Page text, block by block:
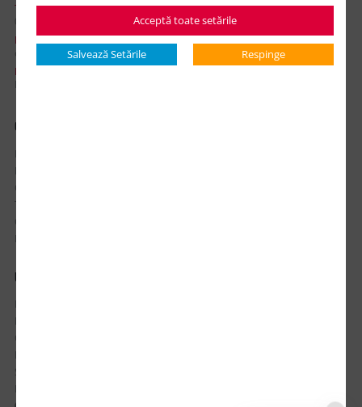
TELEFON:
021.336.03.32
EMAIL:
office@updateadv.ro
PROGRAM DE LUCRU:
Luni-Vineri / 8:30 - 17:30
CONTUL MEU
Istoric comenzi
Mostre si Conditii Retur Marfa
Cum comanzi
Termen de livrare
Costuri de livrare
Politica de returnare a produselor
UTILE
Despre Noi
Echipa Update Advertising
CSR si Implicare sociala
Branduri partenere
Suport dedicat si Intrebari frecvente
BLOG – Promo Tips&Tricks
Acceptă toate setările
Salvează Setările Respinge